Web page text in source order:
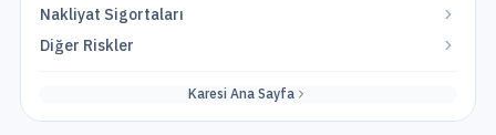
Nakliyat Sigortaları
Diğer Riskler
Karesi Ana Sayfa